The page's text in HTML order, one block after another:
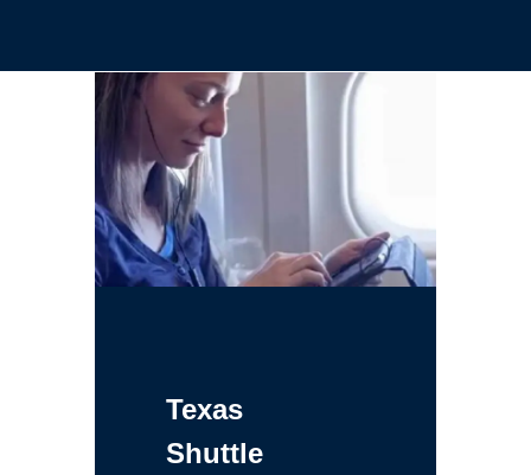
Texas
Shuttle